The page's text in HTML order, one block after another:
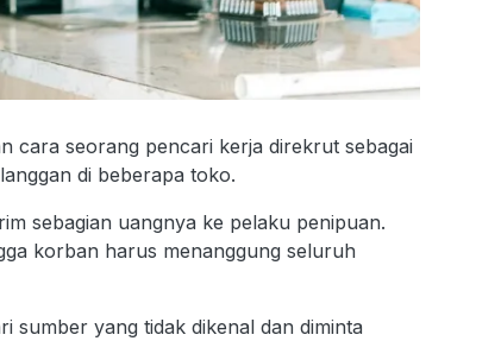
cara seorang pencari kerja direkrut sebagai
di beberapa toko.
sebagian uangnya ke pelaku penipuan.
korban harus menanggung seluruh
sumber yang tidak dikenal dan diminta